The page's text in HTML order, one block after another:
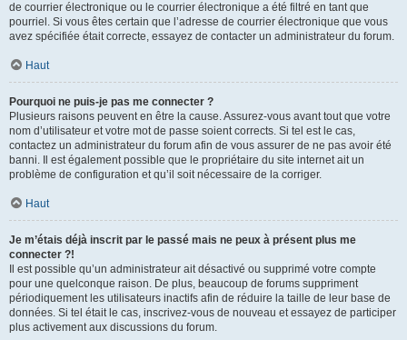
de courrier électronique ou le courrier électronique a été filtré en tant que
pourriel. Si vous êtes certain que l’adresse de courrier électronique que vous
avez spécifiée était correcte, essayez de contacter un administrateur du forum.
Haut
Pourquoi ne puis-je pas me connecter ?
Plusieurs raisons peuvent en être la cause. Assurez-vous avant tout que votre
nom d’utilisateur et votre mot de passe soient corrects. Si tel est le cas,
contactez un administrateur du forum afin de vous assurer de ne pas avoir été
banni. Il est également possible que le propriétaire du site internet ait un
problème de configuration et qu’il soit nécessaire de la corriger.
Haut
Je m’étais déjà inscrit par le passé mais ne peux à présent plus me
connecter ?!
Il est possible qu’un administrateur ait désactivé ou supprimé votre compte
pour une quelconque raison. De plus, beaucoup de forums suppriment
périodiquement les utilisateurs inactifs afin de réduire la taille de leur base de
données. Si tel était le cas, inscrivez-vous de nouveau et essayez de participer
plus activement aux discussions du forum.